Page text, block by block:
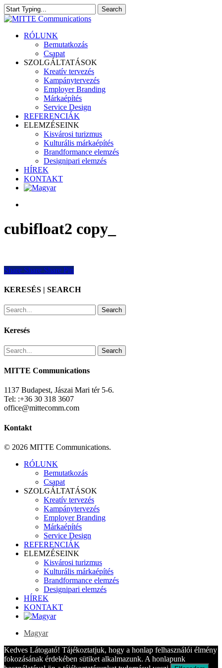
Skip
to
content
Search
Close
search
Menu
RÓLUNK
Bemutatkozás
Csapat
SZOLGÁLTATÁSOK
Kreatív tervezés
Kampánytervezés
Employer Branding
Márkaépítés
Service Design
REFERENCIÁK
ELEMZÉSEINK
Kisvárosi turizmus
Kulturális márkaépítés
Brandformance elemzés
Designipari elemzés
HÍREK
KONTAKT
cubifloat2 copy_
Share
Share Share Share Pin
KERESÉS | SEARCH
Search
Keresés
Search
MITTE Communications
1137 Budapest, Jászai Mari tér 5-6.
Tel: :+36 30 318 3607
office@mittecomm.com
Kontakt
© 2026 MITTE Communications.
Close
RÓLUNK
Bemutatkozás
Csapat
SZOLGÁLTATÁSOK
Kreatív tervezés
Kampánytervezés
Employer Branding
Márkaépítés
Service Design
REFERENCIÁK
ELEMZÉSEINK
Kisvárosi turizmus
Kulturális márkaépítés
Brandformance elemzés
Designipari elemzés
HÍREK
KONTAKT
Magyar
Kedves Látogató! Tájékoztatjuk, hogy a honlap felhasználói élmény
fokozásának érdekében sütiket alkalmazunk. A honlapunk